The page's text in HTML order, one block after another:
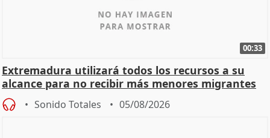
00:33
Extremadura utilizará todos los recursos a su
alcance para no recibir más menores migrantes
Sonido Totales 05/08/2026